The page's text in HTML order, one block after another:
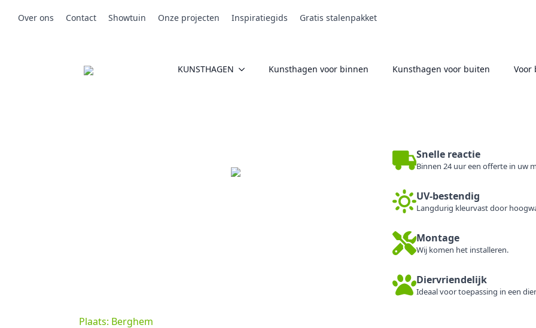
Over ons Contact Showtuin Onze projecten Inspiratiegids Gratis stalenpakket
KUNSTHAGEN Kunsthagen voor binnen Kunsthagen voor buiten Voor
Snelle reactie
Binnen 24 uur een offerte in uw
UV-bestendig
Langdurig kleurvast door
Montage
Wij komen het installeren.
Diervriendelijk
Ideaal voor toepassing in een
Plaats: Berghem